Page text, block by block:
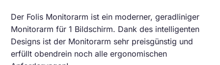
Der Folis Monitorarm ist ein moderner, geradliniger
Monitorarm für 1 Bildschirm. Dank des intelligenten
Designs ist der Monitorarm sehr preisgünstig und
erfüllt obendrein noch alle ergonomischen